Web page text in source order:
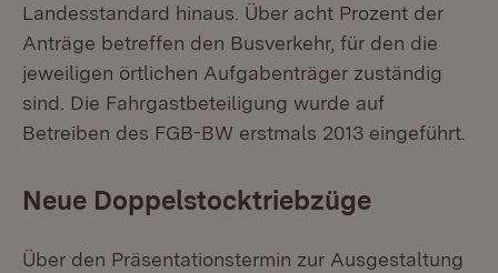
Landesstandard hinaus. Über acht Prozent der
Anträge betreffen den Busverkehr, für den die
jeweiligen örtlichen Aufgabenträger zuständig
sind. Die Fahrgastbeteiligung wurde auf
Betreiben des FGB-BW erstmals 2013 eingeführt.
Neue Doppelstocktriebzüge
Über den Präsentationstermin zur Ausgestaltung